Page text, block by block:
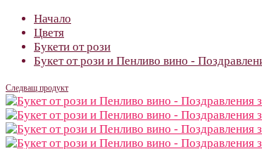
Начало
Цветя
Букети от рози
Букет от рози и Пенливо вино -
Следващ продукт